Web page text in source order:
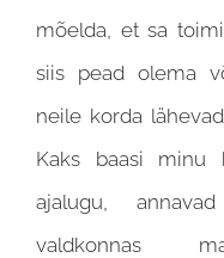
mõelda, et sa
siis pead olema
neile korda
Kaks baasi minu
ajalugu,
valdkonnas